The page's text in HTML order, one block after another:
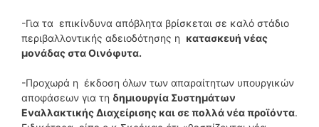
-Για τα επικίνδυνα απόβλητα βρίσκεται σε καλό στάδιο
περιβαλλοντικής αδειοδότησης η κατασκευή νέας
μονάδας στα Οινόφυτα.
-Προχωρά η έκδοση όλων των απαραίτητων υπουργικών
αποφάσεων για τη δημιουργία Συστημάτων
Εναλλακτικής Διαχείρισης και σε πολλά νέα προϊόντα.